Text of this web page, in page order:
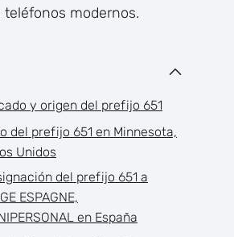
teléfonos modernos.
y origen del prefijo 651
del prefijo 651 en Minnesota,
Unidos
del prefijo 651 a
ESPAGNE,
en España